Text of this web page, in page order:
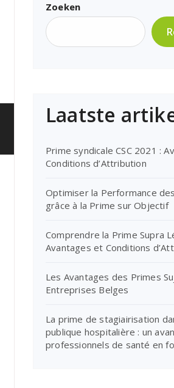
Zoeken
Laatste
Prime syndicale CSC 2021 :
Conditions d’Attribution
Optimiser la Performance
grâce à la Prime sur Objectif
Comprendre la Prime Supra
Avantages et Conditions
Les Avantages des Primes
Entreprises Belges
La prime de stagiairisation
publique hospitalière : un
professionnels de santé en